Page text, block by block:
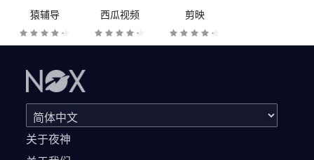
猿辅导 西瓜视频 剪映
关于夜神